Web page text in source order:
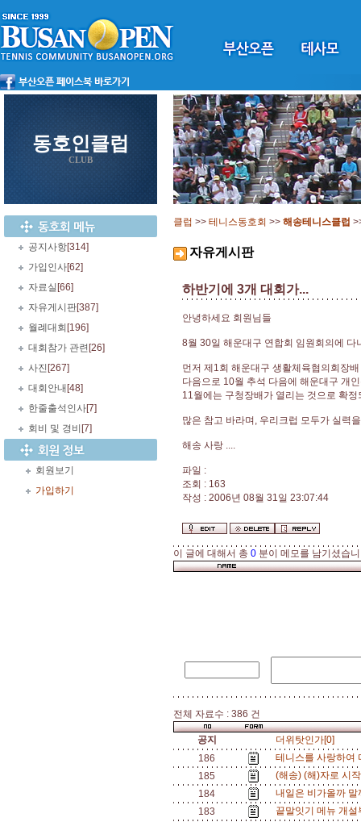
동호인클럽
CLUB
공지사항[314]
가입인사[62]
자료실 [66]
자유게시판[387]
월례대회 [196]
대회참가 관련 [26]
사진 [267]
대회안내 [48]
한줄출석인사[7]
회비 및 경비 [7]
회원보기
가입하기
클럽 >> 테니스동호회 >> 해송테니스클럽
자유게시판
하반기에 3개 대회가...
안녕하세요 회원님들
8월 30일 해운대구 연합회 임원회의에 다
먼저 제1회 해운대구 생활체육협의회장
다음으로 10월 추석 다음에 해운대구 개
11월에는 구청장배가 열리는 것으로 확정
많은 참고 바라며, 우리크럽 모두가 실력
해송 사랑 ....
파일 :
조회 : 163
작성 : 2006년 08월 31일 23:07:44
이 글에 대해서 총 0 분이 메모를 남기셨습
전체 자료수 : 386 건
공지
더위탓인가[0]
186
테니스를 사랑하여
185
(해송) (해)자로 시
184
내일은 비가올까
183
끝말잇기 메뉴 개